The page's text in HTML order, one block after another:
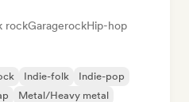
rockGaragerockHip-hop
Indie-folk
Indie-pop
Metal/Heavy metal